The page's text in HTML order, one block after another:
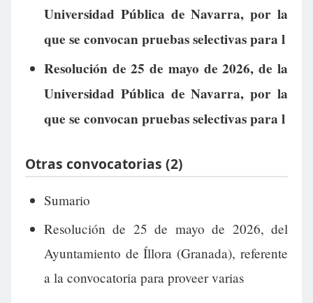
Universidad Pública de Navarra, por la
que se convocan pruebas selectivas para l
Resolución de 25 de mayo de 2026, de la
Universidad Pública de Navarra, por la
que se convocan pruebas selectivas para l
Otras convocatorias (2)
Sumario
Resolución de 25 de mayo de 2026, del
Ayuntamiento de Íllora (Granada), referente
a la convocatoria para proveer varias